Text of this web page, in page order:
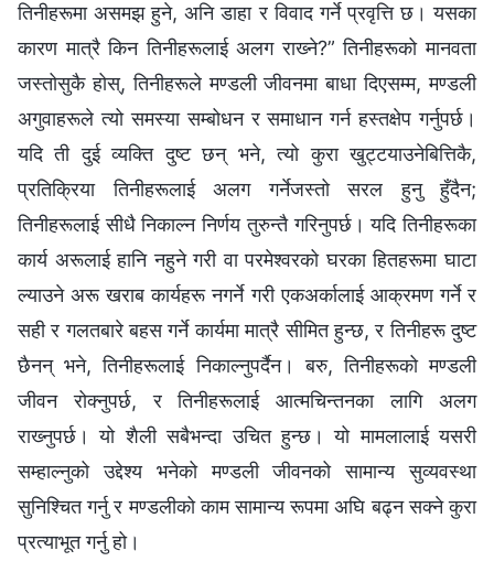
तिनीहरूमा असमझ हुने, अनि डाहा र विवाद गर्ने प्रवृत्ति छ। यसका
कारण मात्रै किन तिनीहरूलाई अलग राख्‍ने?” तिनीहरूको मानवता
जस्तोसुकै होस्, तिनीहरूले मण्डली जीवनमा बाधा दिएसम्म, मण्डली
अगुवाहरूले त्यो समस्या सम्बोधन र समाधान गर्न हस्तक्षेप गर्नुपर्छ।
यदि ती दुई व्यक्ति दुष्ट छन् भने, त्यो कुरा खुट्टयाउनेबित्तिकै,
प्रतिक्रिया तिनीहरूलाई अलग गर्नेजस्तो सरल हुनु हुँदैन;
तिनीहरूलाई सीधै निकाल्न निर्णय तुरुन्तै गरिनुपर्छ। यदि तिनीहरूका
कार्य अरूलाई हानि नहुने गरी वा परमेश्‍वरको घरका हितहरूमा घाटा
ल्याउने अरू खराब कार्यहरू नगर्ने गरी एकअर्कालाई आक्रमण गर्ने र
सही र गलतबारे बहस गर्ने कार्यमा मात्रै सीमित हुन्छ, र तिनीहरू दुष्ट
छैनन् भने, तिनीहरूलाई निकाल्नुपर्दैन। बरु, तिनीहरूको मण्डली
जीवन रोक्‍नुपर्छ, र तिनीहरूलाई आत्मचिन्तनका लागि अलग
राख्‍नुपर्छ। यो शैली सबैभन्दा उचित हुन्छ। यो मामलालाई यसरी
सम्हाल्नुको उद्देश्य भनेको मण्डली जीवनको सामान्य सुव्यवस्था
सुनिश्‍चित गर्नु र मण्डलीको काम सामान्य रूपमा अघि बढ्न सक्‍ने कुरा
प्रत्याभूत गर्नु हो।